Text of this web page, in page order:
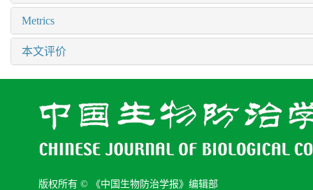
Metrics
本文评价
版权所有 © 《中国生物防治学报》编辑部